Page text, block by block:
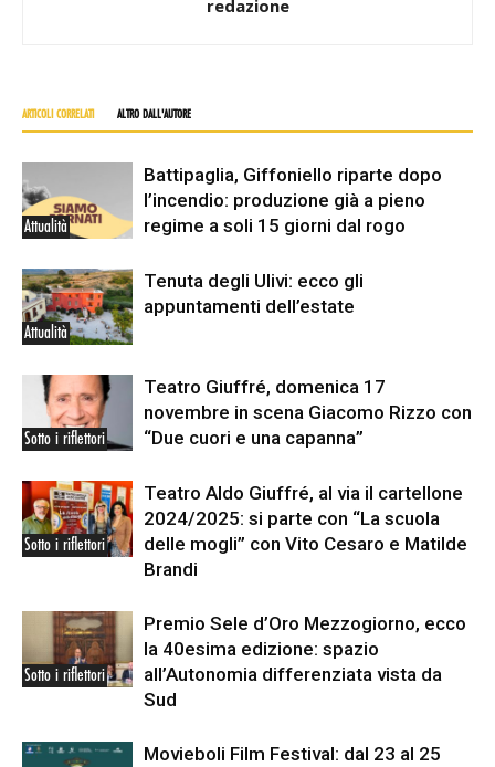
redazione
ARTICOLI CORRELATI ALTRO DALL'AUTORE
Attualità
Battipaglia, Giffoniello riparte dopo
l’incendio: produzione già a pieno
regime a soli 15 giorni dal rogo
Attualità
Tenuta degli Ulivi: ecco gli
appuntamenti dell’estate
Sotto i riflettori
Teatro Giuffré, domenica 17
novembre in scena Giacomo Rizzo con
“Due cuori e una capanna”
Sotto i riflettori
Teatro Aldo Giuffré, al via il cartellone
2024/2025: si parte con “La scuola
delle mogli” con Vito Cesaro e Matilde
Brandi
Sotto i riflettori
Premio Sele d’Oro Mezzogiorno, ecco
la 40esima edizione: spazio
all’Autonomia differenziata vista da
Sud
Movieboli Film Festival: dal 23 al 25